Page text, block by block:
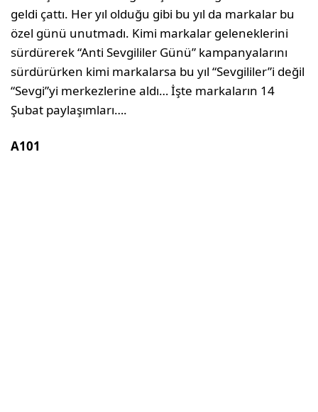
geldi çattı. Her yıl olduğu gibi bu yıl da markalar bu
özel günü unutmadı. Kimi markalar geleneklerini
sürdürerek “Anti Sevgililer Günü” kampanyalarını
sürdürürken kimi markalarsa bu yıl “Sevgililer”i değil
“Sevgi”yi merkezlerine aldı… İşte markaların 14
Şubat paylaşımları….
A101